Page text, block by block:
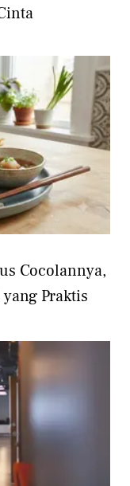
Cocolannya,
Praktis